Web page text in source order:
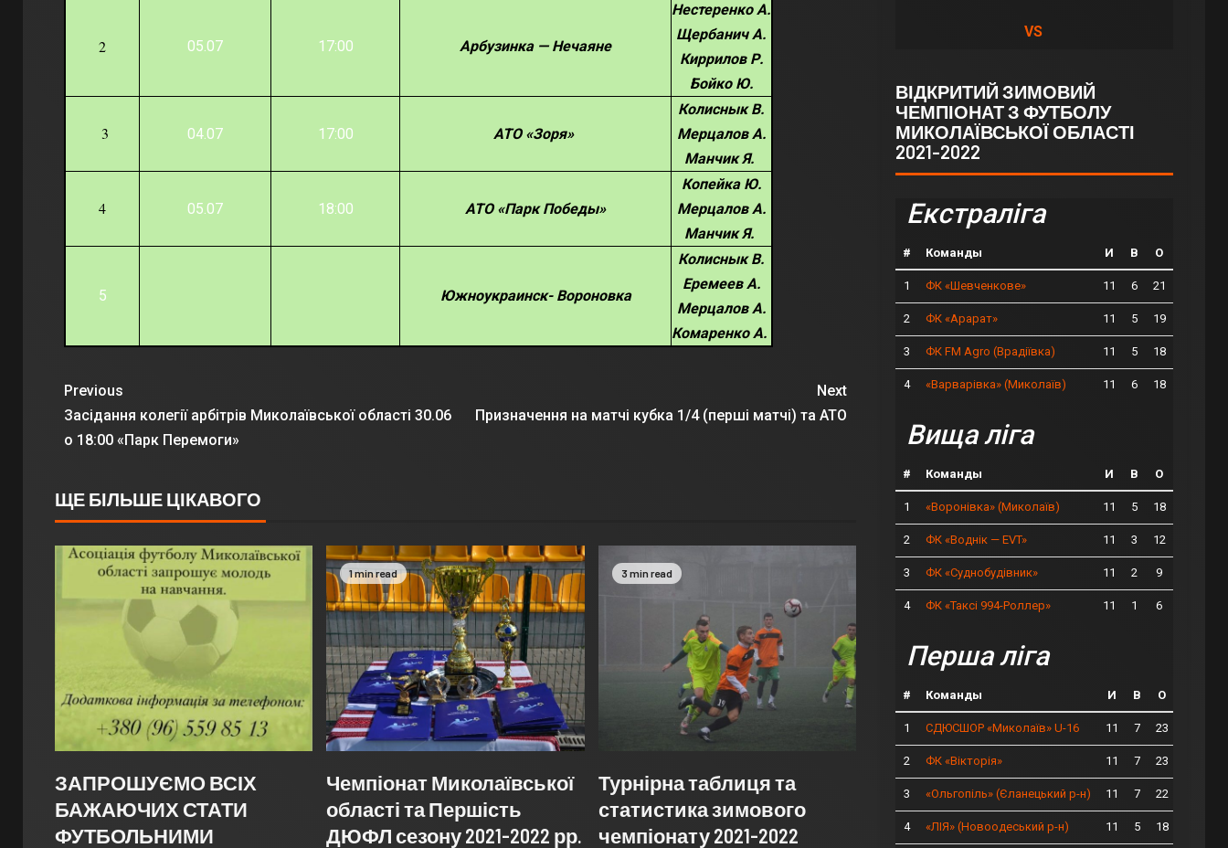
2 05.07 17:00 Арбузинка — Нечаяне
Нестеренко А.
Щербанич А.
Киррилов Р.
Бойко Ю.
3 04.07 17:00 АТО «Зоря»
Колиснык В.
Мерцалов А.
Манчик Я.
4 05.07 18:00 АТО «ПаркПобеды»
Копейка Ю.
Мерцалов А.
Манчик Я.
5 Южноукраинск- Вороновка
Колиснык В.
Еремеев А.
Мерцалов А.
Комаренко А.
Previous
Засідання колегії арбітрів Миколаївської області 30.06
о 18:00 «Парк Перемоги»
Next
Призначення на матчі кубка 1/4 (перші матчі) та АТО
ЩЕ БІЛЬШЕ ЦІКАВОГО
ЗАПРОШУЄМО ВСІХ
БАЖАЮЧИХ СТАТИ
ФУТБОЛЬНИМИ
1 min read
Чемпіонат Миколаївської
області та Першість
ДЮФЛ сезону 2021-2022 рр.
3 min read
Турнірна таблиця та
статистика зимового
чемпіонату 2021-2022
VS
ВІДКРИТИЙ ЗИМОВИЙ
ЧЕМПІОНАТ З ФУТБОЛУ
МИКОЛАЇВСЬКОЇ ОБЛАСТІ
2021-2022
Екстраліга
# Команды И В О
1 ФК «Шевченкове» 11 6 21
2 ФК «Арарат» 11 5 19
3 ФК FM Agro (Врадіївка) 11 5 18
4 «Варварівка» (Миколаїв) 11 6 18
Вища ліга
# Команды И В О
1 «Воронівка» (Миколаїв) 11 5 18
2 ФК «Воднік — EVT» 11 3 12
3 ФК «Суднобудівник» 11 2 9
4 ФК «Таксі 994-Роллер» 11 1 6
Перша ліга
# Команды И В О
1 СДЮСШОР «Миколаїв» U-16 11 7 23
2 ФК «Вікторія» 11 7 23
3 «Ольгопіль» (Єланецький р-н) 11 7 22
4 «ЛІЯ» (Новоодеський р-н) 11 5 18